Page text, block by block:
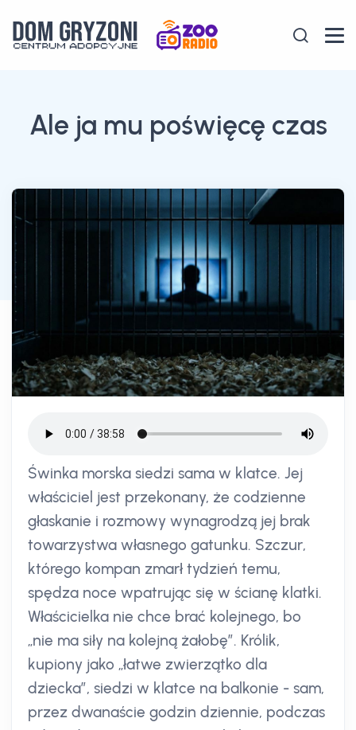
Ale ja mu poświęcę czas
Świnka morska siedzi sama w klatce. Jej
właściciel jest przekonany, że codzienne
głaskanie i rozmowy wynagrodzą jej brak
towarzystwa własnego gatunku. Szczur,
którego kompan zmarł tydzień temu,
spędza noce wpatrując się w ścianę klatki.
Właścicielka nie chce brać kolejnego, bo
„nie ma siły na kolejną żałobę”. Królik,
kupiony jako „łatwe zwierzątko dla
dziecka”, siedzi w klatce na balkonie - sam,
przez dwanaście godzin dziennie, podczas